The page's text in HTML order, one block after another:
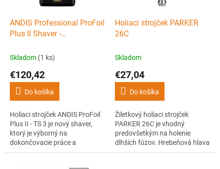
ANDIS Professional ProFoil
Plus II Shaver -
dvojplanžetový holiaci
Skladom (1 ks)
€120,42
Do košíka
Holiaci strojček ANDIS ProFoil
Plus II - TS 3 je nový shaver,
ktorý je výborný na
dokončovacie práce a
kompletné oholenie
Holiaci strojček PARKER
26C
Skladom
€27,04
Do košíka
Žiletkový holiaci strojček
PARKER 26C je vhodný
predovšetkým na holenie
dlhších fúzov. Hrebeňová hlava
strojčeka je navrhnutá tak, aby